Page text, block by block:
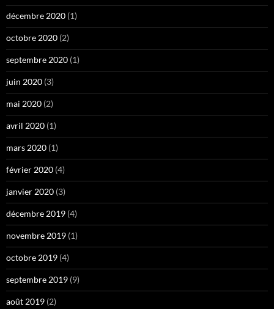
décembre 2020 (1)
octobre 2020 (2)
septembre 2020 (1)
juin 2020 (3)
mai 2020 (2)
avril 2020 (1)
mars 2020 (1)
février 2020 (4)
janvier 2020 (3)
décembre 2019 (4)
novembre 2019 (1)
octobre 2019 (4)
septembre 2019 (9)
août 2019 (2)